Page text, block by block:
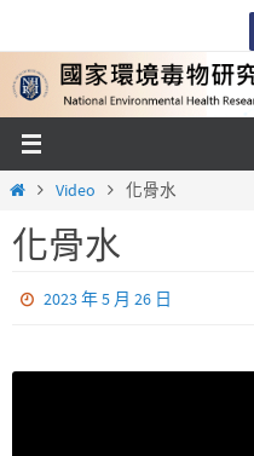
content
HomeVideo 化骨水
化骨水
2023 年 5 月 26 日